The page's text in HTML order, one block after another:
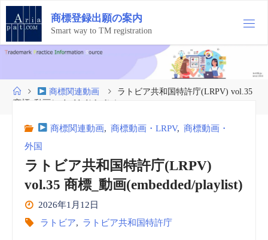
コ
テ
ン
ツ
ス
商標登録出願の案内
Smart way to TM registration
ホ
ー
商標関連動画
ラトビア共和国特許庁(LRPV) vol.35
商標_動画(embedded/playlist)
商標関連動画, 商標動画・LRPV, 商標動画・
外国
ラトビア共和国特許庁(LRPV)
vol.35 商標_動画(embedded/playlist)
2026年1月12日
ラトビア, ラトビア共和国特許庁